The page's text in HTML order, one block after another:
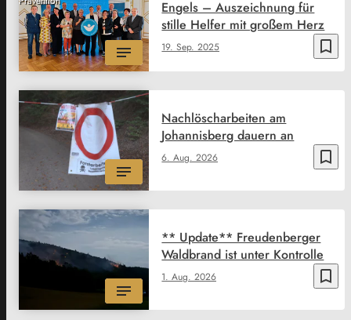
bookmark_border
19. Sep. 2025
Engels – Auszeichnung für
stille Helfer mit großem Herz
bookmark_border
6. Aug. 2026
Nachlöscharbeiten am
Johannisberg dauern an
bookmark_border
1. Aug. 2026
** Update** Freudenberger
Waldbrand ist unter Kontrolle